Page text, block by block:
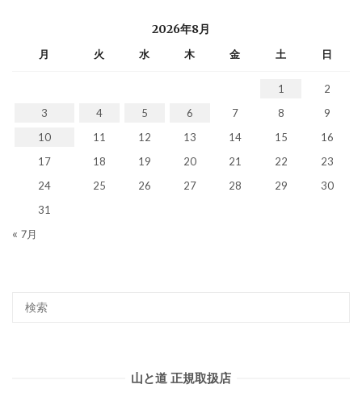
2026年8月
月 火 水 木 金 土 日
1
2
3
4 5 6 7 8
9
10
11 12 13 14 15
16
17
18 19 20 21 22
23
24
25 26 27 28 29
30
31
« 7月
山と道 正規取扱店